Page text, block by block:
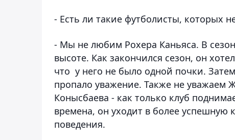
- Есть ли такие футболисты, которых
- Мы не любим Рохера Каньяса. В
высоте. Как закончился сезон, он
что у него не было одной почки.
пропало уважение. Также не уважаем
Конысбаева - как только клуб
времена, он уходит в более успешную
поведения.